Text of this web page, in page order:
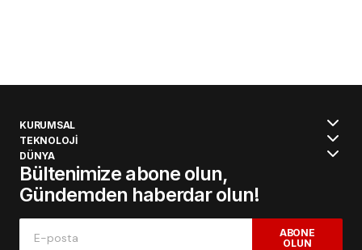
KURUMSAL
TEKNOLOJİ
DÜNYA
Bültenimize abone olun,
Gündemden haberdar olun!
ABONE
OLUN